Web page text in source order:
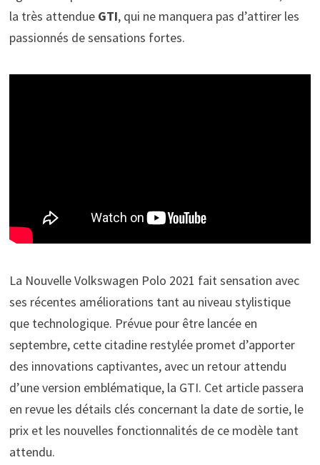
la très attendue GTI, qui ne manquera pas d’attirer les
passionnés de sensations fortes.
La Nouvelle Volkswagen Polo 2021 fait sensation avec
ses récentes améliorations tant au niveau stylistique
que technologique. Prévue pour être lancée en
septembre, cette citadine restylée promet d’apporter
des innovations captivantes, avec un retour attendu
d’une version emblématique, la GTI. Cet article passera
en revue les détails clés concernant la date de sortie, le
prix et les nouvelles fonctionnalités de ce modèle tant
attendu.